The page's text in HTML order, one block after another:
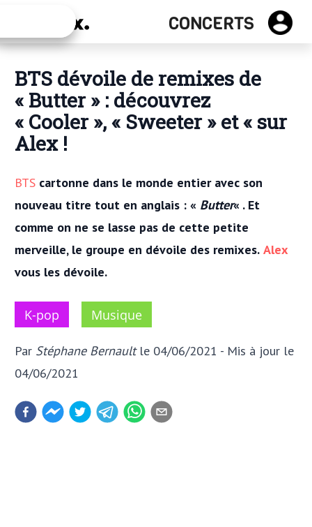
CONCERTS
Concerts
BTS dévoile de remixes de
« Butter » : découvrez
« Cooler », « Sweeter » et « sur
Alex !
BTS cartonne dans le monde entier avec son
nouveau titre tout en anglais : « Butter« . Et
comme on ne se lasse pas de cette petite
merveille, le groupe en dévoile des remixes. Alex
vous les dévoile.
K-pop Musique
Par Stéphane Bernault le 04/06/2021 - Mis à jour le
04/06/2021